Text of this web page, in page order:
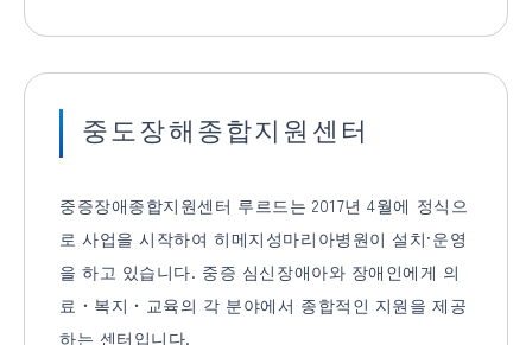
중도장해종합지원센터
중증장애종합지원센터 루르드는 2017년 4월에 정식으
로 사업을 시작하여 히메지성마리아병원이 설치·운영
을 하고 있습니다. 중증 심신장애아와 장애인에게 의
료・복지・교육의 각 분야에서 종합적인 지원을 제공
하는 센터입니다.